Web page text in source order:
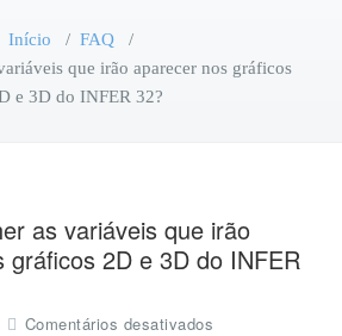
Início / FAQ/
que irão aparecer nos gráficos
e 3D do INFER 32?
as variáveis que irão
gráficos 2D e 3D do INFER
Comentários desativados